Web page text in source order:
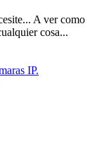
A ver como
cosa...
IP.